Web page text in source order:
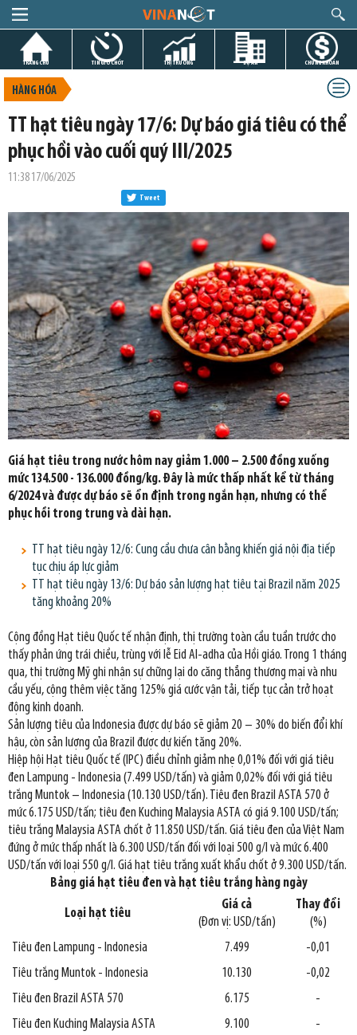
TRANG CHỦ TIN GIỜ CHÓT THỊ TRƯỜNG DỰ ÁN CHỨNG KHOÁN
HÀNG HÓA
TT hạt tiêu ngày 17/6: Dự báo giá tiêu có thể
phục hồi vào cuối quý III/2025
11:38 17/06/2025
Tweet
Giá hạt tiêu trong nước hôm nay giảm 1.000 – 2.500 đồng xuống
mức 134.500 - 136.000 đồng/kg. Đây là mức thấp nhất kể từ tháng
6/2024 và được dự báo sẽ ổn định trong ngắn hạn, nhưng có thể
phục hồi trong trung và dài hạn.
TT hạt tiêu ngày 12/6: Cung cầu chưa cân bằng khiến giá nội địa tiếp
tục chịu áp lực giảm
TT hạt tiêu ngày 13/6: Dự báo sản lượng hạt tiêu tại Brazil năm 2025
tăng khoảng 20%
Cộng đồng Hạt tiêu Quốc tế nhận định, thị trường toàn cầu tuần trước cho
thấy phản ứng trái chiều, trùng với lễ Eid Al-adha của Hồi giáo. Trong 1 tháng
qua, thị trường Mỹ ghi nhận sự chững lại do căng thẳng thương mại và nhu
cầu yếu, cộng thêm việc tăng 125% giá cước vận tải, tiếp tục cản trở hoạt
động kinh doanh.
Sản lượng tiêu của Indonesia được dự báo sẽ giảm 20 – 30% do biến đổi khí
hậu, còn sản lượng của Brazil được dự kiến tăng 20%.
Hiệp hội Hạt tiêu Quốc tế (IPC) điều chỉnh giảm nhẹ 0,01% đối với giá tiêu
đen Lampung - Indonesia (7.499 USD/tấn) và giảm 0,02% đối với giá tiêu
trắng Muntok – Indonesia (10.130 USD/tấn). Tiêu đen Brazil ASTA 570 ở
mức 6.175 USD/tấn; tiêu đen Kuching Malaysia ASTA có giá 9.100 USD/tấn;
tiêu trắng Malaysia ASTA chốt ở 11.850 USD/tấn. Giá tiêu đen của Việt Nam
đứng ở mức thấp nhất là 6.300 USD/tấn đối với loại 500 g/l và mức 6.400
USD/tấn với loại 550 g/l. Giá hạt tiêu trắng xuất khẩu chốt ở 9.300 USD/tấn.
Bảng giá hạt tiêu đen và hạt tiêu trắng hàng ngày
Loại hạt tiêu
Giá cả
(Đơn vị: USD/tấn)
Thay đổi
(%)
Tiêu đen Lampung - Indonesia
7.499
-0,01
Tiêu trắng Muntok - Indonesia
10.130
-0,02
Tiêu đen Brazil ASTA 570
6.175
-
Tiêu đen Kuching Malaysia ASTA
9.100
-